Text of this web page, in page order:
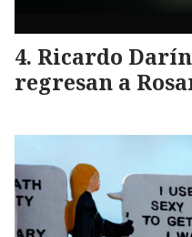
Ricardo
regresan a